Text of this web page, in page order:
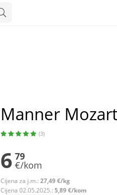
Manner
(3)
6 79
€/kom
Cijena za j.m.: 27,49 €/kg
Cijena 02.05.2025.: 5,89 €/kom